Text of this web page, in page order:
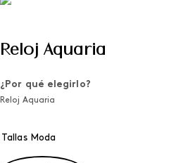
Reloj Aquaria
¿Por qué elegirlo?
Reloj Aquaria
Tallas Moda